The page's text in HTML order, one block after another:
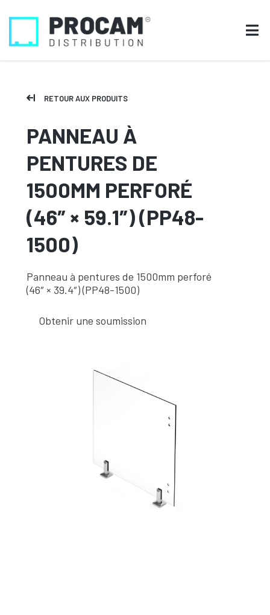
RETOUR AUX PRODUITS
PANNEAU À
PENTURES DE
1500MM PERFORÉ
(46″ × 59.1″) (PP48-
1500)
Panneau à pentures de 1500mm perforé
(46″ × 39.4″) (PP48-1500)
Obtenir une soumission